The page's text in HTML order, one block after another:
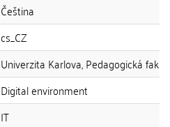
Čeština
cs_CZ
Univerzita Karlova, Pedagogická
Digital environment
IT